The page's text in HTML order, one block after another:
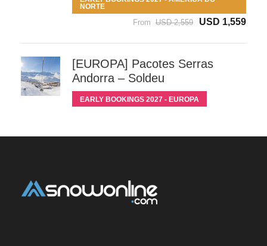
NORTE
From USD 2,559 USD 1,559
[EUROPA] Pacotes Serras
Andorra – Soldeu
EARLY BOOKINGS 2027 - EUROPA